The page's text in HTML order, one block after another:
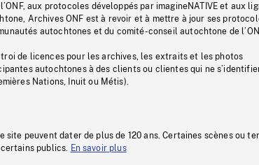
aux protocoles développés par imagineNATIVE et aux
Archives ONF est à revoir et à mettre à jour ses
autochtones et du comité-conseil autochtone de
de licences pour les archives, les extraits et les photos
autochtones à des clients ou clientes qui ne
Nations, Inuit ou Métis).
site peuvent dater de plus de 120 ans. Certaines scènes ou
publics.
En savoir plus